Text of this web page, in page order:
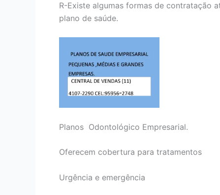
R-Existe algumas formas de contratação
plano de saúde.
Planos Odontológico Empresarial.
Oferecem cobertura para tratamentos
Urgência e emergência